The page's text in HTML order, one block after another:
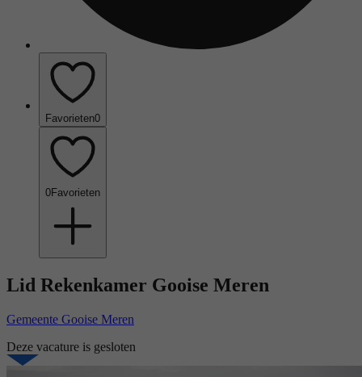
Favorieten0
0Favorieten
Lid Rekenkamer Gooise Meren
Gemeente Gooise Meren
Deze vacature is gesloten